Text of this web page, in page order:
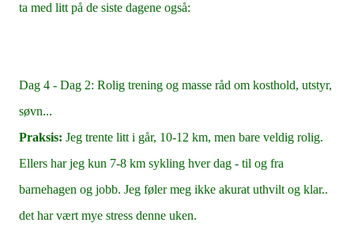
ta med litt på de siste dagene også:
Dag 4 - Dag 2: Rolig trening og masse råd om kosthold, utstyr,
søvn...
Praksis: Jeg trente litt i går, 10-12 km, men bare veldig rolig.
Ellers har jeg kun 7-8 km sykling hver dag - til og fra
barnehagen og jobb. Jeg føler meg ikke akurat uthvilt og klar..
det har vært mye stress denne uken.